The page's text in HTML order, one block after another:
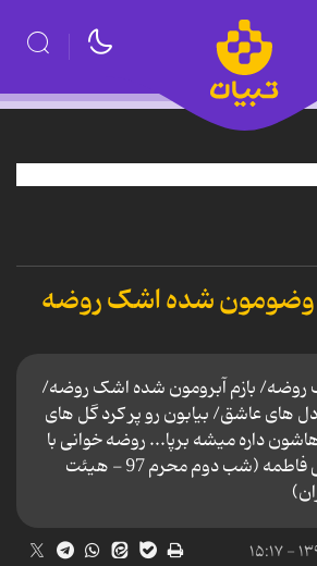
بازم آبرومون شده اشک روضه/
های عاشق/ بیابون رو پر کرد گل های
داره میشه برپا... روضه خوانی با
نوای سید مجید بنی فاطمه (شب دوم محرم 97 - هیئت